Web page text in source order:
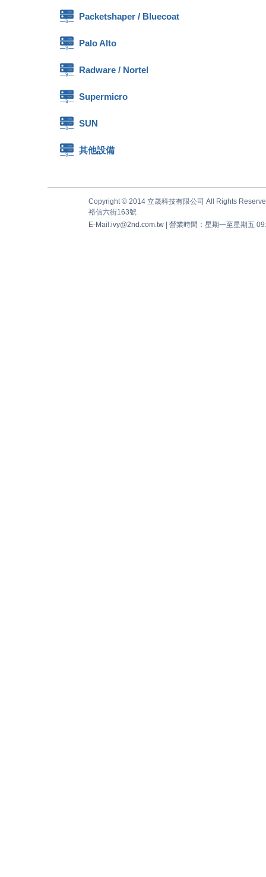
Packetshaper / Bluecoat
Palo Alto
Radware / Nortel
Supermicro
SUN
其他設備
Copyright © 2014 立晟科技有限公司 All Rights
裕信六街163號
E-Mail:ivy@2nd.com.tw | 營業時間：星期一至星期五